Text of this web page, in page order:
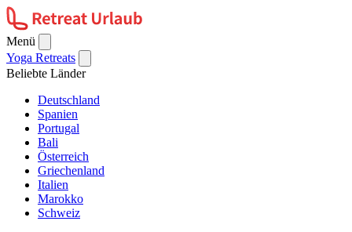
Menü
Yoga Retreats
Beliebte Länder
Deutschland
Spanien
Portugal
Bali
Österreich
Griechenland
Italien
Marokko
Schweiz